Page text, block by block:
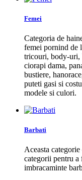
Femei
Categoria de
femei pornind de
tricouri, body-uri,
ciorapi dama,
bustiere,
puteti gasi si
modele si culori.
Barbati
Aceasta
categorii pentru a
imbracaminte